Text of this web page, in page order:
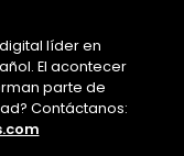
líder en
El acontecer
parte de
Contáctanos: